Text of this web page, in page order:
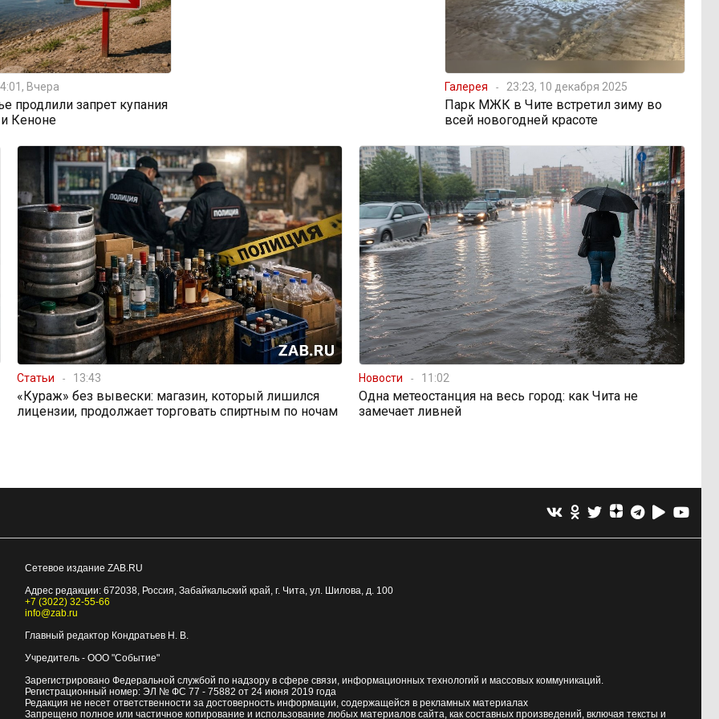
Вчера
продлили запрет купания
Кеноне
Галерея 23:23, 10 декабря 2025
Парк МЖК в Чите встретил зиму во
всей новогодней красоте
Статьи 13:43
«Кураж» без вывески: магазин, который лишился
лицензии, продолжает торговать спиртным по ночам
Новости 11:02
Одна метеостанция на весь город: как Чита не
замечает ливней
Сетевое издание ZAB.RU
Адрес редакции: 672038, Россия, Забайкальский край, г. Чита, ул. Шилова, д. 100
+7 (3022) 32-55-66
info@zab.ru
Главный редактор Кондратьев Н. В.
Учредитель - ООО "Событие"
Зарегистрировано Федеральной службой по надзору в сфере связи, информационных технологий и массовых коммуникаций.
Регистрационный номер: ЭЛ № ФС 77 - 75882 от 24 июня 2019 года
Редакция не несет ответственности за достоверность информации, содержащейся в рекламных материалах
Запрещено полное или частичное копирование и использование любых материалов сайта, как составных произведений, включая тексты и